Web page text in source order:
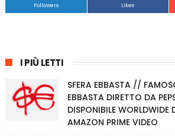
Followers Likes
I PIÙ LETTI
SFERA EBBASTA //
EBBASTA DIRETTO DA
DISPONIBILE WORLDWIDE
AMAZON PRIME VIDEO